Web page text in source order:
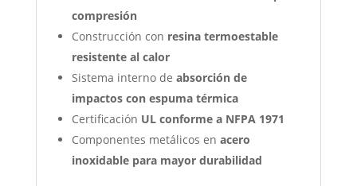
compresión
Construcción con resina termoestable
resistente al calor
Sistema interno de absorción de
impactos con espuma térmica
Certificación UL conforme a NFPA 1971
Componentes metálicos en acero
inoxidable para mayor durabilidad